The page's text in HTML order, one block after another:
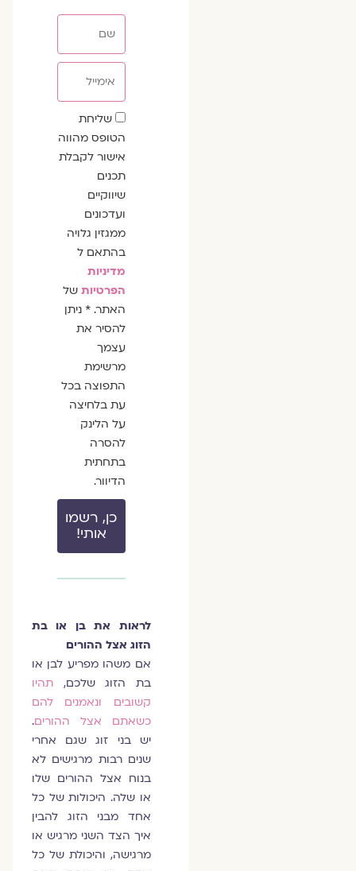
שדה
הסכמה
שליחת
הטופס מהווה
אישור לקבלת
תכנים
שיווקיים
ועדכונים
ממגזין גלויה
בהתאם ל
מדיניות
הפרטיותשל
האתר. * ניתן
להסיר את
עצמך
מרשימת
התפוצה בכל
עת בלחיצה
על הלינק
להסרה
בתחתית
הדיוור.
כן, רשמו
אותי!
לראות את בן או בת
הזוג אצל ההורים
אם משהו מפריע לבן או
בת הזוג שלכם,
תהיו
קשובים ונאמנים להם
כשאתם אצל ההורים.
יש בני זוג שגם אחרי
שנים רבות מרגישים לא
בנוח אצל ההורים שלו
או שלה. היכולות של כל
אחד מבני הזוג להבין
איך הצד השני מרגיש או
מרגישה, והיכולת של כל